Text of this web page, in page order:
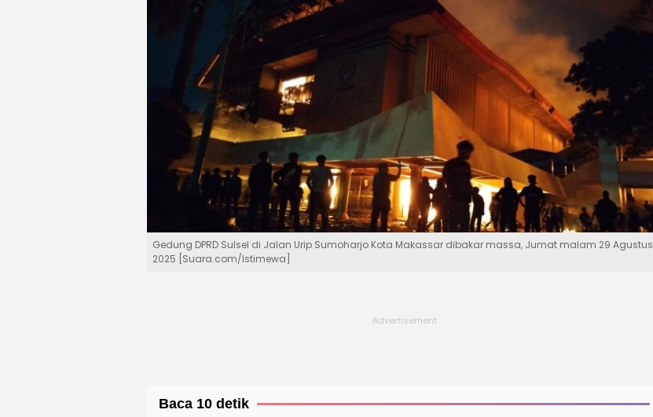
Gedung DPRD Sulsel di Jalan Urip Sumoharjo Kota Makassar dibakar massa, Jumat malam 29 Agustus
2025 [Suara.com/Istimewa]
Baca 10 detik